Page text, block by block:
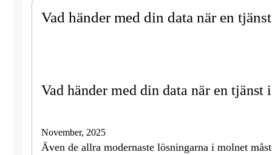
Vad händer med din data när en
Vad händer med din data när en tjänst
November, 2025
Även de allra modernaste lösningarna i molnet